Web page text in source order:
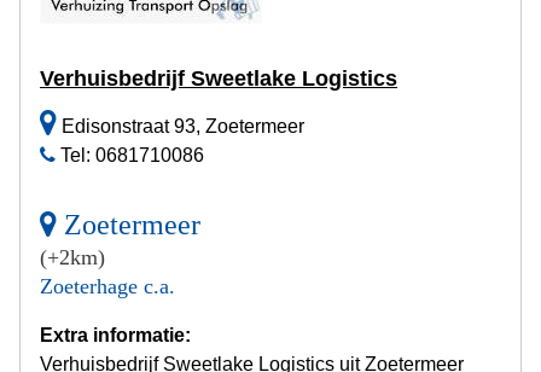
Verhuisbedrijf Sweetlake Logistics
Edisonstraat 93, Zoetermeer
Tel: 0681710086
Zoetermeer
(+2km)
Zoeterhage c.a.
Extra informatie:
Verhuisbedrijf Sweetlake Logistics uit Zoetermeer